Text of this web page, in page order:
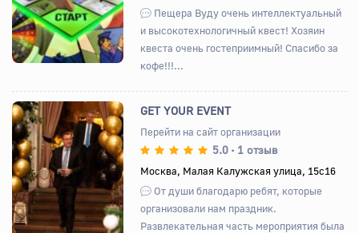
Пещера Вуду очень интеллектуальный
и высокотехнологичный квест! Хозяин
квеста очень гостеприимный! Спасибо за
кофе!!!...
Назад Вперед
GET YOUR EVENT
Перейти на сайт организации
5.0 • 1 отзыв
Москва, Малая Калужская улица, 15с16
От души благодарю ребят, которые
организовали нам праздник.
Развлекательная часть мероприятия была